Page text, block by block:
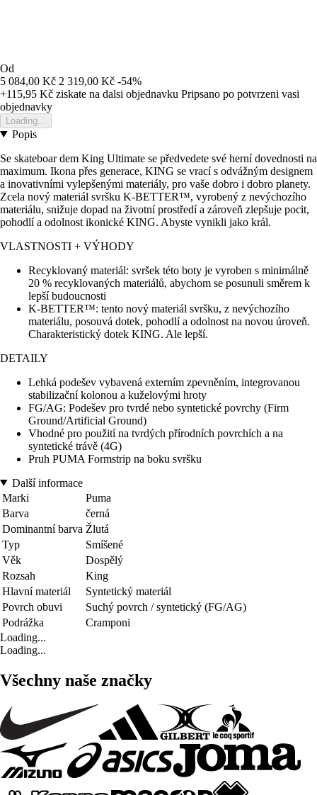
Od
5 084,00 Kč 2 319,00 Kč -54%
+115,95 Kč ziskate na dalsi objednavku Pripsano po potvrzeni vasi
objednavky
Loading...
Popis
Se skateboar dem King Ultimate se předvedete své herní dovednosti na
maximum. Ikona přes generace, KING se vrací s odvážným designem
a inovativními vylepšenými materiály, pro vaše dobro i dobro planety.
Zcela nový materiál svršku K-BETTER™, vyrobený z nevýchozího
materiálu, snižuje dopad na životní prostředí a zároveň zlepšuje pocit,
pohodlí a odolnost ikonické KING. Abyste vynikli jako král.
VLASTNOSTI + VÝHODY
Recyklovaný materiál: svršek této boty je vyroben s minimálně
20 % recyklovaných materiálů, abychom se posunuli směrem k
lepší budoucnosti
K-BETTER™: tento nový materiál svršku, z nevýchozího
materiálu, posouvá dotek, pohodlí a odolnost na novou úroveň.
Charakteristický dotek KING. Ale lepší.
DETAILY
Lehká podešev vybavená externím zpevněním, integrovanou
stabilizační kolonou a kuželovými hroty
FG/AG: Podešev pro tvrdé nebo syntetické povrchy (Firm
Ground/Artificial Ground)
Vhodné pro použití na tvrdých přírodních povrchích a na
syntetické trávě (4G)
Pruh PUMA Formstrip na boku svršku
Další informace
Marki
Puma
Barva
černá
Dominantní barva Žlutá
Typ
Smíšené
Věk
Dospělý
Rozsah
King
Hlavní materiál
Syntetický materiál
Povrch obuvi
Suchý povrch / syntetický (FG/AG)
Podrážka
Cramponi
Loading...
Loading...
Všechny naše značky